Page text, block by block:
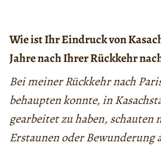
Wie ist Ihr Eindruck von
Jahre nach Ihrer Rückkehr
Bei meiner Rückkehr nach
behaupten konnte, in
gearbeitet zu haben, schauten
Erstaunen oder Bewunderung